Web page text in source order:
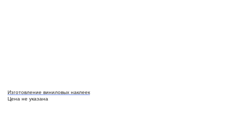
Изготовление виниловых наклеек
Цена не указана